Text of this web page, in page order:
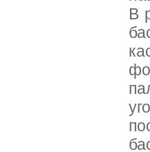
В